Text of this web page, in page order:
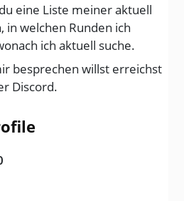
eine Liste meiner aktuell
in welchen Runden ich
ich aktuell suche.
besprechen willst erreichst
Discord.